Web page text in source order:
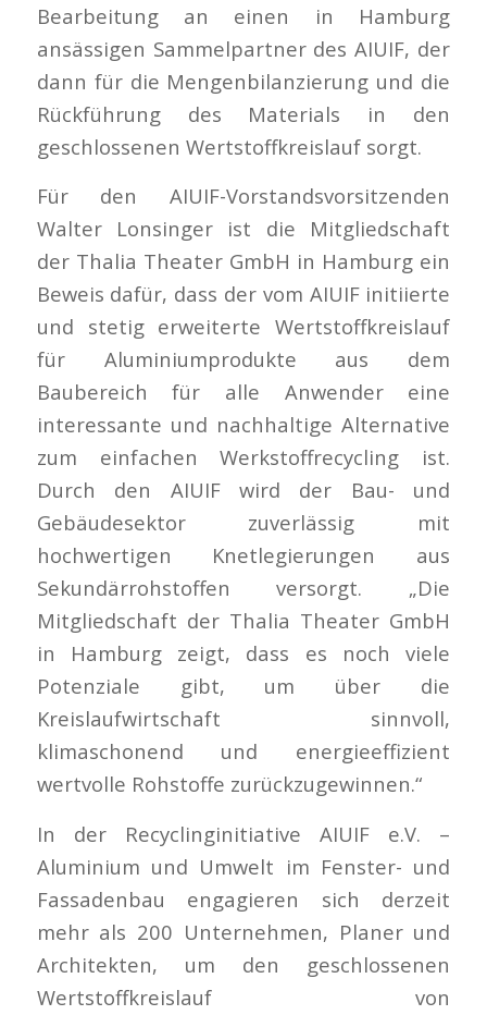
Bearbeitung an einen in Hamburg
ansässigen Sammelpartner des AIUIF, der
dann für die Mengenbilanzierung und die
Rückführung des Materials in den
geschlossenen Wertstoffkreislauf sorgt.
Für den AIUIF-Vorstandsvorsitzenden
Walter Lonsinger ist die Mitgliedschaft
der Thalia Theater GmbH in Hamburg ein
Beweis dafür, dass der vom AIUIF initiierte
und stetig erweiterte Wertstoffkreislauf
für Aluminiumprodukte aus dem
Baubereich für alle Anwender eine
interessante und nachhaltige Alternative
zum einfachen Werkstoffrecycling ist.
Durch den AIUIF wird der Bau- und
Gebäudesektor zuverlässig mit
hochwertigen Knetlegierungen aus
Sekundärrohstoffen versorgt. „Die
Mitgliedschaft der Thalia Theater GmbH
in Hamburg zeigt, dass es noch viele
Potenziale gibt, um über die
Kreislaufwirtschaft sinnvoll,
klimaschonend und energieeffizient
wertvolle Rohstoffe zurückzugewinnen.“
In der Recyclinginitiative AIUIF e.V. –
Aluminium und Umwelt im Fenster- und
Fassadenbau engagieren sich derzeit
mehr als 200 Unternehmen, Planer und
Architekten, um den geschlossenen
Wertstoffkreislauf von